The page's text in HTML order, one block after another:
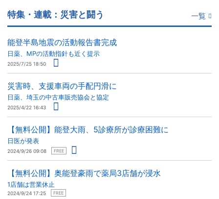
特集・連載：災害と闘う 一覧
能登半島地震の活動報告書完成
日薬、MPの活動指針も近く提示
2025/7/25 18:50
災害時、支援車両の手配円滑に
日薬、埼玉の中古車販売協会と協定
2025/4/22 16:43
【無料公開】能登大雨、5診療所が診療困難に
日医が発表
2024/9/26 09:08 FREE
【無料公開】奥能登豪雨で薬局3店舗が浸水
1店舗は営業休止
2024/9/24 17:25 FREE